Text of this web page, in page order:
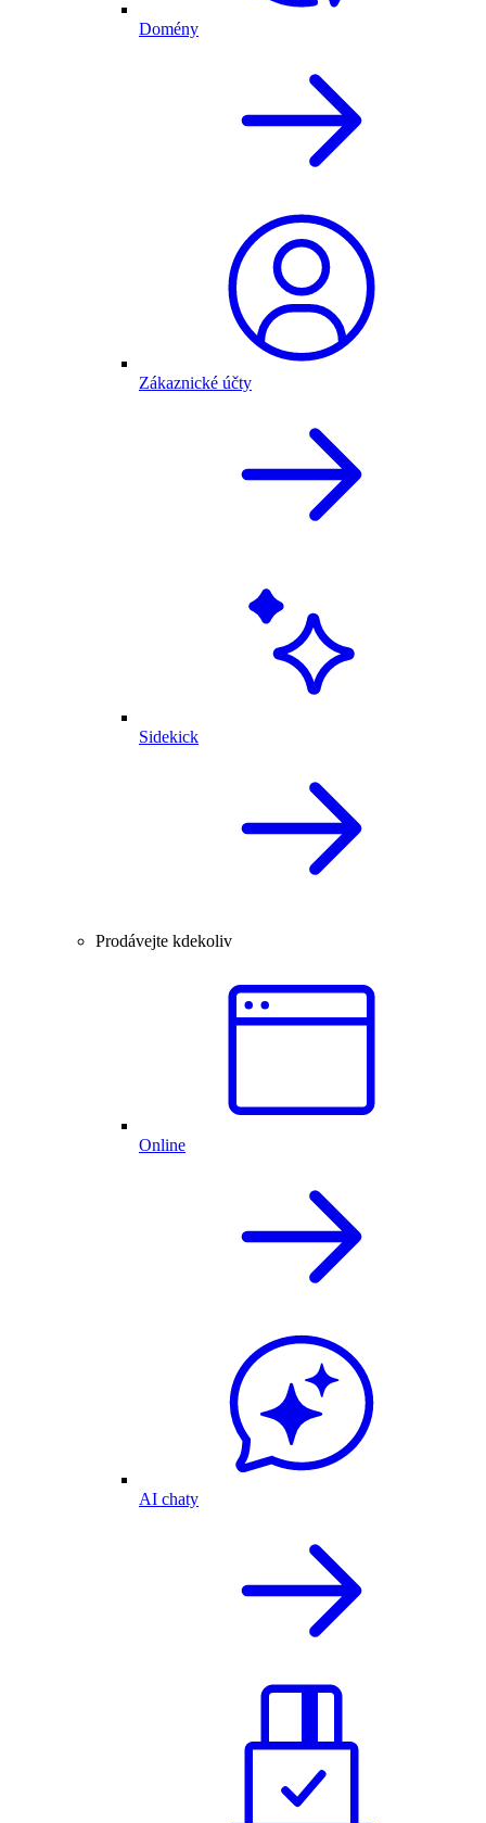
Domény
Zákaznické účty
Sidekick
Prodávejte kdekoliv
Online
AI chaty